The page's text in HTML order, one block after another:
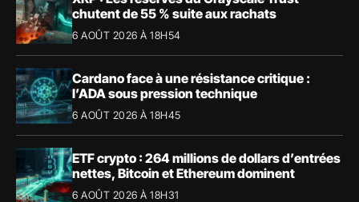
chutent de 55 % suite aux rachats
6 AOÛT 2026 À 18H54
Cardano face à une résistance critique :
l’ADA sous pression technique
6 AOÛT 2026 À 18H45
ETF crypto : 264 millions de dollars d’entrées
nettes, Bitcoin et Ethereum dominent
6 AOÛT 2026 À 18H31